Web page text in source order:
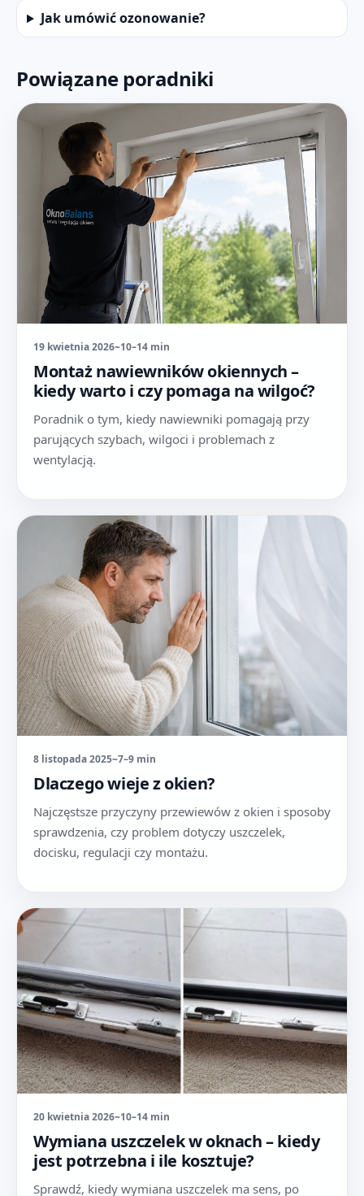
Jak umówić ozonowanie?
Powiązane poradniki
19 kwietnia 2026~10–14 min
Montaż nawiewników okiennych –
kiedy warto i czy pomaga na wilgoć?
Poradnik o tym, kiedy nawiewniki pomagają przy
parujących szybach, wilgoci i problemach z
wentylacją.
8 listopada 2025~7–9 min
Dlaczego wieje z okien?
Najczęstsze przyczyny przewiewów z okien i sposoby
sprawdzenia, czy problem dotyczy uszczelek,
docisku, regulacji czy montażu.
20 kwietnia 2026~10–14 min
Wymiana uszczelek w oknach – kiedy
jest potrzebna i ile kosztuje?
Sprawdź, kiedy wymiana uszczelek ma sens, po